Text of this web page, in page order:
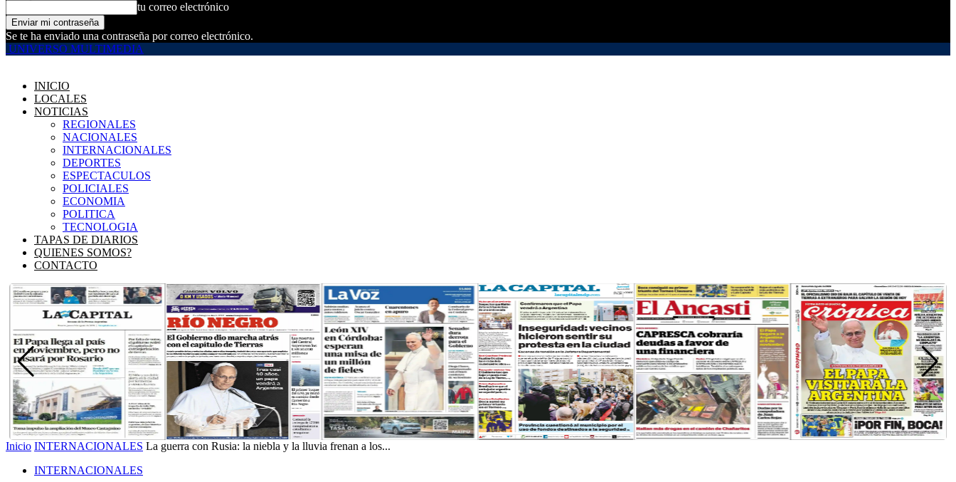
tu correo electrónico
Se te ha enviado una contraseña por correo electrónico.
UNIVERSO MULTIMEDIA
INICIO
LOCALES
NOTICIAS
REGIONALES
NACIONALES
INTERNACIONALES
DEPORTES
ESPECTACULOS
POLICIALES
ECONOMIA
POLITICA
TECNOLOGIA
TAPAS DE DIARIOS
QUIENES SOMOS?
CONTACTO
Inicio INTERNACIONALES La guerra con Rusia: la niebla y la lluvia frenan a los...
INTERNACIONALES